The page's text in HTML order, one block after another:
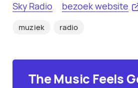
Sky Radio bezoek website
muziek radio
The Music Feels